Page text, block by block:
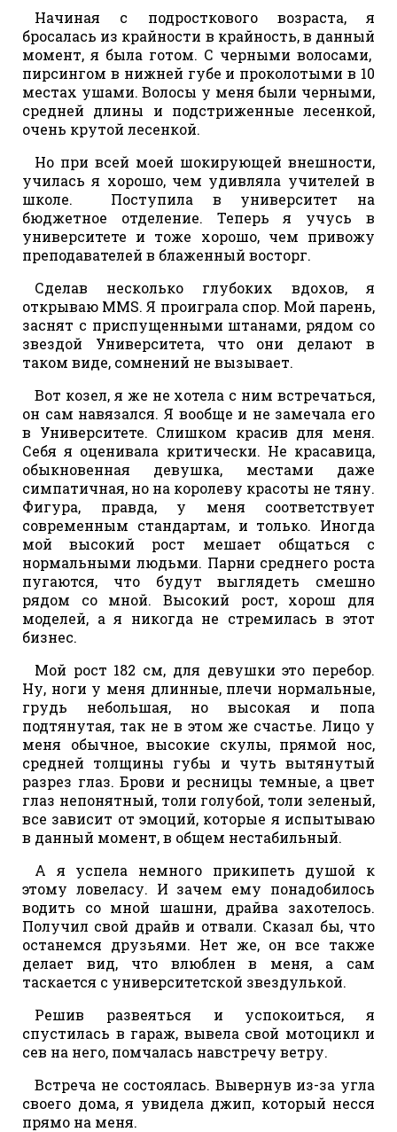
Начиная с подросткового возраста, я
бросалась из крайности в крайность, в данный
момент, я была готом. С черными волосами,
пирсингом в нижней губе и проколотыми в 10
местах ушами. Волосы у меня были черными,
средней длины и подстриженные лесенкой,
очень крутой лесенкой.
Но при всей моей шокирующей внешности,
училась я хорошо, чем удивляла учителей в
школе. Поступила в университет на
бюджетное отделение. Теперь я учусь в
университете и тоже хорошо, чем привожу
преподавателей в блаженный восторг.
Сделав несколько глубоких вдохов, я
открываю ММS. Я проиграла спор. Мой парень,
заснят с приспущенными штанами, рядом со
звездой Университета, что они делают в
таком виде, сомнений не вызывает.
Вот козел, я же не хотела с ним встречаться,
он сам навязался. Я вообще и не замечала его
в Университете. Слишком красив для меня.
Себя я оценивала критически. Не красавица,
обыкновенная девушка, местами даже
симпатичная, но на королеву красоты не тяну.
Фигура, правда, у меня соответствует
современным стандартам, и только. Иногда
мой высокий рост мешает общаться с
нормальными людьми. Парни среднего роста
пугаются, что будут выглядеть смешно
рядом со мной. Высокий рост, хорош для
моделей, а я никогда не стремилась в этот
бизнес.
Мой рост 182 см, для девушки это перебор.
Ну, ноги у меня длинные, плечи нормальные,
грудь небольшая, но высокая и попа
подтянутая, так не в этом же счастье. Лицо у
меня обычное, высокие скулы, прямой нос,
средней толщины губы и чуть вытянутый
разрез глаз. Брови и ресницы темные, а цвет
глаз непонятный, толи голубой, толи зеленый,
все зависит от эмоций, которые я испытываю
в данный момент, в общем нестабильный.
А я успела немного прикипеть душой к
этому ловеласу. И зачем ему понадобилось
водить со мной шашни, драйва захотелось.
Получил свой драйв и отвали. Сказал бы, что
останемся друзьями. Нет же, он все также
делает вид, что влюблен в меня, а сам
таскается с университетской звездулькой.
Решив развеяться и успокоиться, я
спустилась в гараж, вывела свой мотоцикл и
сев на него, помчалась навстречу ветру.
Встреча не состоялась. Вывернув из-за угла
своего дома, я увидела джип, который несся
прямо на меня.